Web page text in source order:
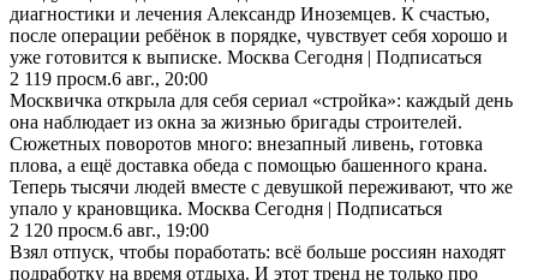
диагностики и лечения Александр Иноземцев. К счастью,
после операции ребёнок в порядке, чувствует себя хорошо и
уже готовится к выписке. Москва Сегодня | Подписаться
2 119 просм.6 авг., 20:00
Москвичка открыла для себя сериал «стройка»: каждый день
она наблюдает из окна за жизнью бригады строителей.
Сюжетных поворотов много: внезапный ливень, готовка
плова, а ещё доставка обеда с помощью башенного крана.
Теперь тысячи людей вместе с девушкой переживают, что же
упало у крановщика. Москва Сегодня | Подписаться
2 120 просм.6 авг., 19:00
Взял отпуск, чтобы поработать: всё больше россиян находят
подработку на время отдыха. И этот тренд не только про